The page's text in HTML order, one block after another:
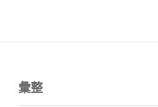
彙整